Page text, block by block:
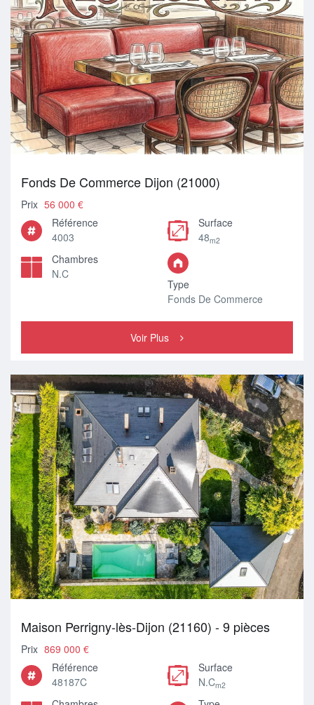
Fonds De Commerce Dijon (21000)
Prix 56 000 €
Référence
4003
Surface
48m2
Chambres
N.C
Type
Fonds De Commerce
Voir Plus
Maison Perrigny-lès-Dijon (21160) - 9 pièces
Prix 869 000 €
Référence
48187C
Surface
N.Cm2